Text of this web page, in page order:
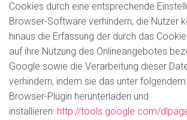
Cookies durch eine entsprechende
Browser-Software verhindern; die Nutzer
hinaus die Erfassung der durch das
auf ihre Nutzung des Onlineangebotes
Google sowie die Verarbeitung dieser
verhindern, indem sie das unter
Browser-Plugin herunterladen und
installieren: http://tools.google.com/